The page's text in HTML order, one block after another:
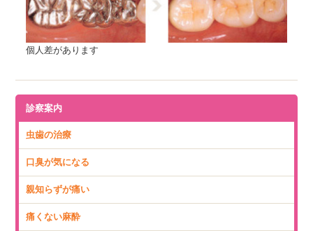
個人差があります
診察案内
虫歯の治療
口臭が気になる
親知らずが痛い
痛くない麻酔